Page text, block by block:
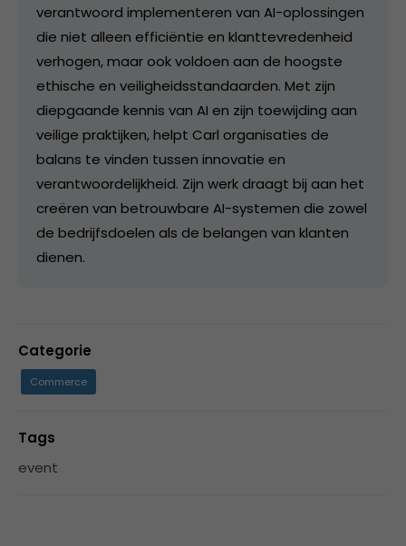
verantwoord implementeren van AI-oplossingen
die niet alleen efficiëntie en klanttevredenheid
verhogen, maar ook voldoen aan de hoogste
ethische en veiligheidsstandaarden. Met zijn
diepgaande kennis van AI en zijn toewijding aan
veilige praktijken, helpt Carl organisaties de
balans te vinden tussen innovatie en
verantwoordelijkheid. Zijn werk draagt bij aan het
creëren van betrouwbare AI-systemen die zowel
de bedrijfsdoelen als de belangen van klanten
dienen.
Categorie
Commerce
Tags
event